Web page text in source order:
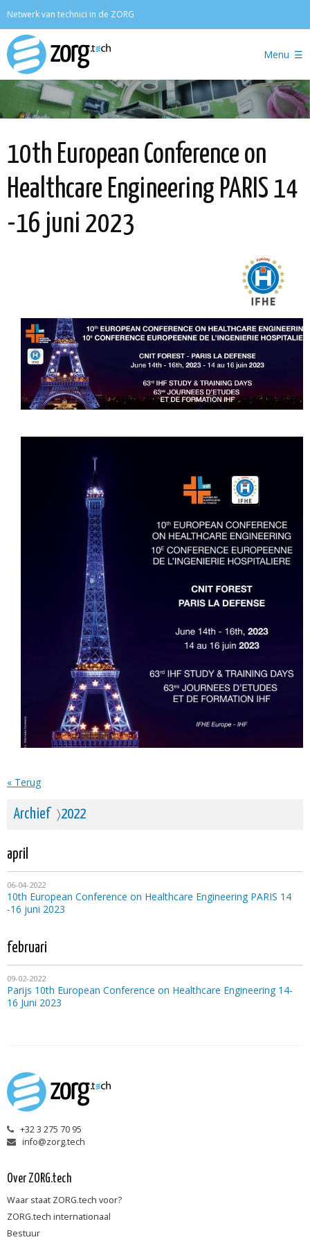
Netwerk van technici in de ZORG
Menu
10th European Conference on
Healthcare Engineering PARIS 14
-16 juni 2023
« Terug
Archief 2022
april
06-04-2022
10th European Conference on Healthcare Engineering PARIS 14
-16 juni 2023
februari
09-02-2022
Parijs 10th European Conference on Healthcare Engineering 14-
16 Juni 2023
+32 3 275 70 95
info@zorg.tech
Over ZORG.tech
Waar staat ZORG.tech voor?
ZORG.tech internationaal
Bestuur